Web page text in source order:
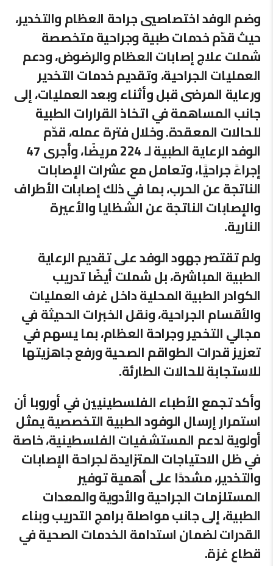
وضم الوفد اختصاصيي جراحة العظام والتخدير،
حيث قدّم خدمات طبية وجراحية متخصصة
شملت علاج إصابات العظام والرضوض، ودعم
العمليات الجراحية، وتقديم خدمات التخدير
ورعاية المرضى قبل وأثناء وبعد العمليات، إلى
جانب المساهمة في اتخاذ القرارات الطبية
للحالات المعقدة. وخلال فترة عمله، قدّم
الوفد الرعاية الطبية لـ 224 مريضًا، وأجرى 47
إجراءً جراحيًا، وتعامل مع عشرات الإصابات
الناتجة عن الحرب، بما في ذلك إصابات الأطراف
والإصابات الناتجة عن الشظايا والأعيرة
النارية.
ولم تقتصر جهود الوفد على تقديم الرعاية
الطبية المباشرة، بل شملت أيضًا تدريب
الكوادر الطبية المحلية داخل غرف العمليات
والأقسام الجراحية، ونقل الخبرات الحديثة في
مجالي التخدير وجراحة العظام، بما يسهم في
تعزيز قدرات الطواقم الصحية ورفع جاهزيتها
للاستجابة للحالات الطارئة.
وأكد تجمع الأطباء الفلسطينيين في أوروبا أن
استمرار إرسال الوفود الطبية التخصصية يمثل
أولوية لدعم المستشفيات الفلسطينية، خاصة
في ظل الاحتياجات المتزايدة لجراحة الإصابات
والتخدير، مشددًا على أهمية توفير
المستلزمات الجراحية والأدوية والمعدات
الطبية، إلى جانب مواصلة برامج التدريب وبناء
القدرات لضمان استدامة الخدمات الصحية في
قطاع غزة.